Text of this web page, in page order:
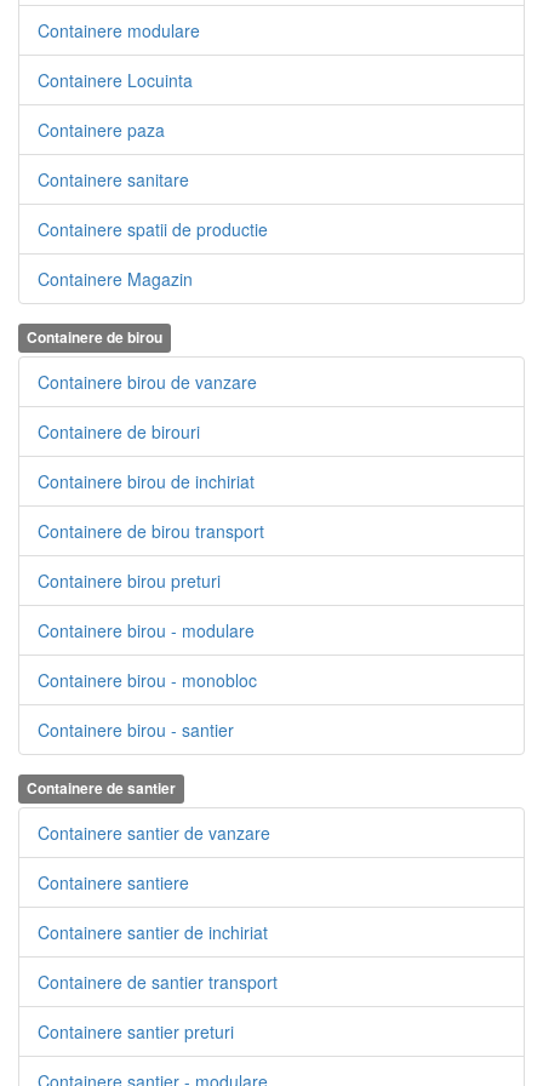
Containere modulare
Containere Locuinta
Containere paza
Containere sanitare
Containere spatii de productie
Containere Magazin
Containere de birou
Containere birou de vanzare
Containere de birouri
Containere birou de inchiriat
Containere de birou transport
Containere birou preturi
Containere birou - modulare
Containere birou - monobloc
Containere birou - santier
Containere de santier
Containere santier de vanzare
Containere santiere
Containere santier de inchiriat
Containere de santier transport
Containere santier preturi
Containere santier - modulare